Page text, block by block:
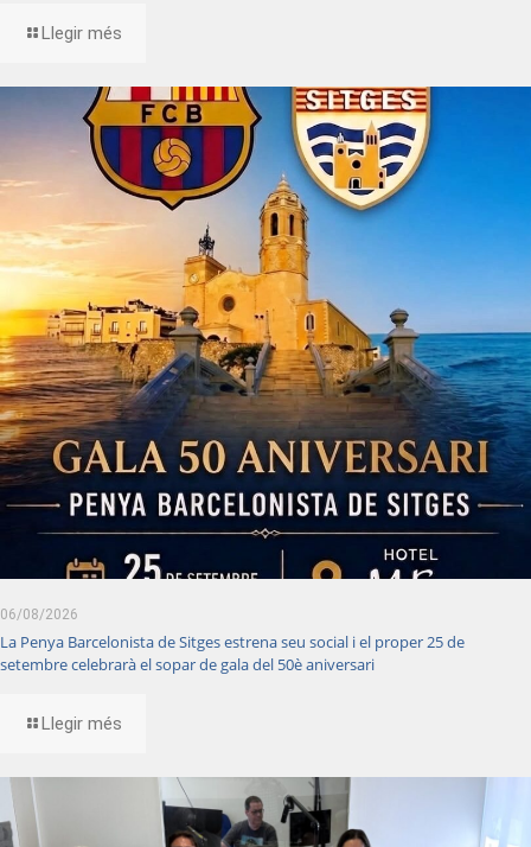
Llegir més
06/08/2026
La Penya Barcelonista de Sitges estrena seu social i el proper 25 de
setembre celebrarà el sopar de gala del 50è aniversari
Llegir més